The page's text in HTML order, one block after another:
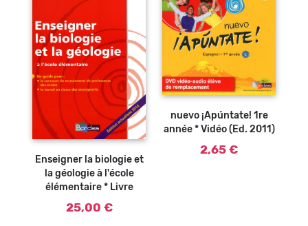
Enseigner la biologie et
la géologie à l'école
élémentaire * Livre
25,00 €
nuevo ¡Apúntate! 1re
année * Vidéo (Ed. 2011)
2,65 €